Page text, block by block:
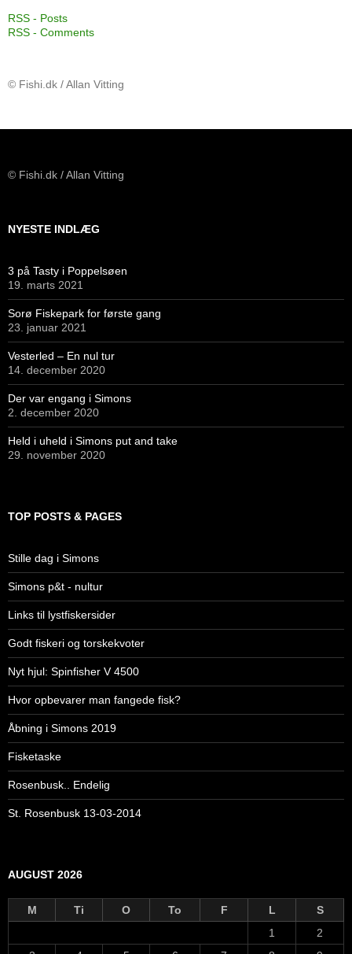
RSS - Posts
RSS - Comments
© Fishi.dk / Allan Vitting
© Fishi.dk / Allan Vitting
NYESTE INDLÆG
3 på Tasty i Poppelsøen
19. marts 2021
Sorø Fiskepark for første gang
23. januar 2021
Vesterled – En nul tur
14. december 2020
Der var engang i Simons
2. december 2020
Held i uheld i Simons put and take
29. november 2020
TOP POSTS & PAGES
Stille dag i Simons
Simons p&t - nultur
Links til lystfiskersider
Godt fiskeri og torskekvoter
Nyt hjul: Spinfisher V 4500
Hvor opbevarer man fangede fisk?
Åbning i Simons 2019
Fisketaske
Rosenbusk.. Endelig
St. Rosenbusk 13-03-2014
AUGUST 2026
M Ti O To F L
S
1
2